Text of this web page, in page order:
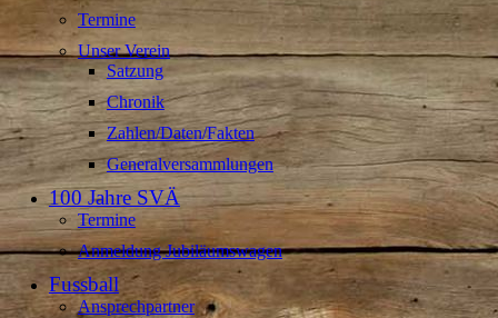
Termine
Unser Verein
Satzung
Chronik
Zahlen/Daten/Fakten
Generalversammlungen
100 Jahre SVÄ
Termine
Anmeldung Jubiläumswagen
Fussball
Ansprechpartner